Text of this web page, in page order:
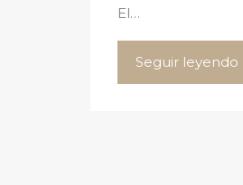
El…
Seguir leyendo